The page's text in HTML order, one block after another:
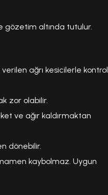
gözetim altında tutulur.
ağrı kesicilerle kontrol
zor olabilir.
ve ağır kaldırmaktan
dönebilir.
kaybolmaz. Uygun